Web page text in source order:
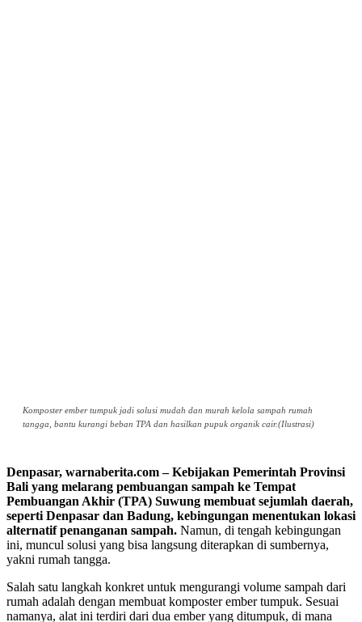
Komposter ember tumpuk jadi solusi mudah dan murah kelola sampah rumah
tangga, bantu kurangi beban TPA dan hasilkan pupuk organik cair.(Ilustrasi)
Denpasar, warnaberita.com – Kebijakan Pemerintah Provinsi
Bali yang melarang pembuangan sampah ke Tempat
Pembuangan Akhir (TPA) Suwung membuat sejumlah daerah,
seperti Denpasar dan Badung, kebingungan menentukan lokasi
alternatif penanganan sampah. Namun, di tengah kebingungan
ini, muncul solusi yang bisa langsung diterapkan di sumbernya,
yakni rumah tangga.
Salah satu langkah konkret untuk mengurangi volume sampah dari
rumah adalah dengan membuat komposter ember tumpuk. Sesuai
namanya, alat ini terdiri dari dua ember yang ditumpuk, di mana